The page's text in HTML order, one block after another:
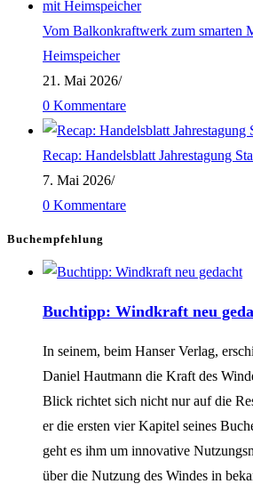
Vom Balkonkraftwerk zum smarten
Heimspeicher
21. Mai 2026/
0 Kommentare
Recap: Handelsblatt Jahrestagung
7. Mai 2026/
0 Kommentare
Buchempfehlung
Buchtipp: Windkraft neu
In seinem, beim Hanser Verlag,
Daniel Hautmann die Kraft des
Blick richtet sich nicht nur auf die
er die ersten vier Kapitel seines
geht es ihm um innovative
über die Nutzung des Windes in